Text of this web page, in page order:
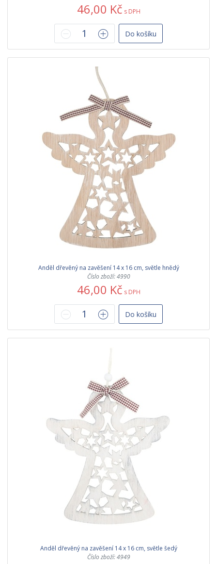
46,00 Kč s DPH
Do košíku
Anděl dřevěný na zavěšení 14 x 16 cm, světle hnědý
Číslo zboží: 4990
46,00 Kč s DPH
Do košíku
Anděl dřevěný na zavěšení 14 x 16 cm, světle šedý
Číslo zboží: 4949